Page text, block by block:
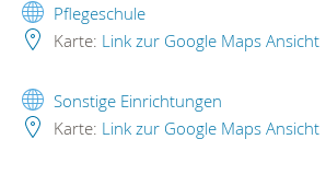
Pflegeschule
Karte: Link zur Google Maps Ansicht
Sonstige Einrichtungen
Karte: Link zur Google Maps Ansicht